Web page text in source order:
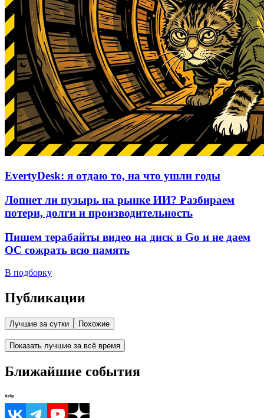
EvertyDesk: я отдаю то, на что ушли годы
Лопнет ли пузырь на рынке ИИ? Разбираем
потери, долги и производительность
Пишем терабайты видео на диск в Go и не даем
ОС сожрать всю память
В подборку
Публикации
Лучшие за сутки Похожие
Показать лучшие за всё время
Ближайшие события